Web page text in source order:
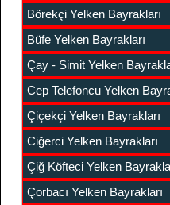
Börekçi Yelken Bayrakları
Büfe Yelken Bayrakları
Çay - Simit Yelken
Cep Telefoncu Yelken
Çiçekçi Yelken Bayrakları
Ciğerci Yelken Bayrakları
Çiğ Köfteci Yelken
Çorbacı Yelken Bayrakları